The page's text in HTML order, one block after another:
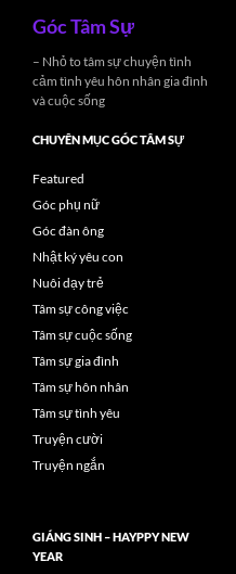
Góc Tâm Sự
– Nhỏ to tâm sự chuyện tình
cảm tình yêu hôn nhân gia đình
và cuộc sống
CHUYÊN MỤC GÓC TÂM SỰ
Featured
Góc phụ nữ
Góc đàn ông
Nhật ký yêu con
Nuôi dạy trẻ
Tâm sự công việc
Tâm sự cuộc sống
Tâm sự gia đình
Tâm sự hôn nhân
Tâm sự tình yêu
Truyện cười
Truyện ngắn
GIÁNG SINH – HAYPPY NEW
YEAR